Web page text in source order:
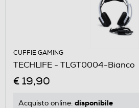
CUFFIE GAMING
TECHLIFE - TLGT0004-Bianco
€ 19,90
Acquisto online: disponibile